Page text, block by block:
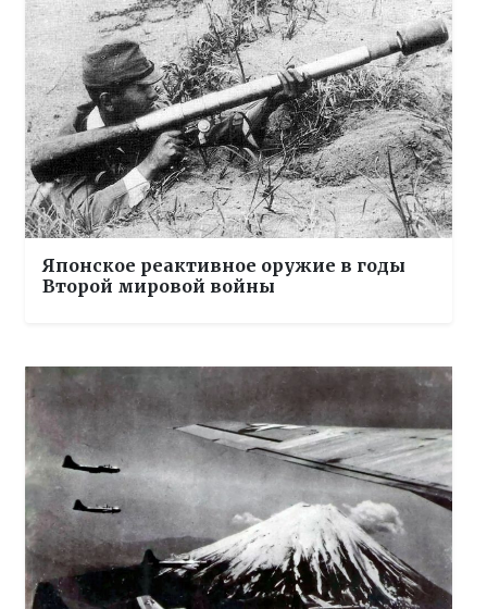
Японское реактивное оружие в годы
Второй мировой войны